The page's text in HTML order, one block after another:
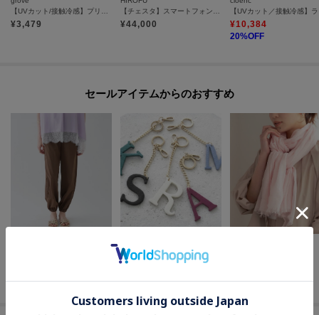
¥3,479 ¥44,000 ¥10,384
20%OFF
セールアイテムからのおすすめ
¥2,475